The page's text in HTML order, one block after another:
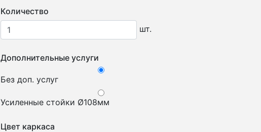
Количество
шт.
Дополнительные услуги
Без доп. услуг
Усиленные стойки Ø108мм
Цвет каркаса